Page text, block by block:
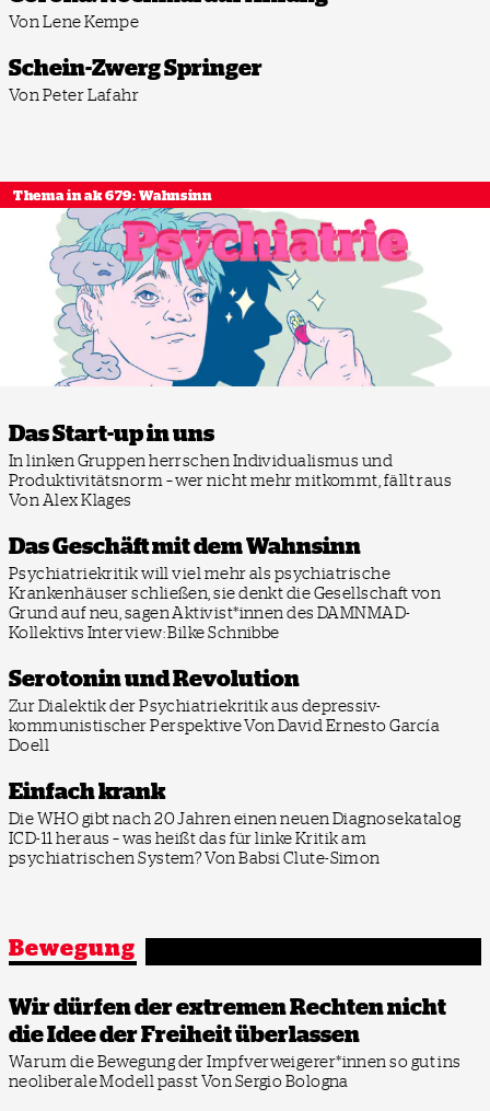
Von Lene Kempe
Schein-Zwerg Springer
Von Peter Lafahr
Thema in ak 679: Wahnsinn
Das Start-up in uns
In linken Gruppen herrschen Individualismus und
Produktivitätsnorm – wer nicht mehr mitkommt, fällt raus
Von Alex Klages
Das Geschäft mit dem Wahnsinn
Psychiatriekritik will viel mehr als psychiatrische
Krankenhäuser schließen, sie denkt die Gesellschaft von
Grund auf neu, sagen Aktivist*innen des DAMNMAD-
Kollektivs Interview: Bilke Schnibbe
Serotonin und Revolution
Zur Dialektik der Psychiatriekritik aus depressiv-
kommunistischer PerspektiveVon David Ernesto García
Doell
Einfach krank
Die WHO gibt nach 20 Jahren einen neuen Diagnosekatalog
ICD-11 heraus – was heißt das für linke Kritik am
psychiatrischen System?Von Babsi Clute-Simon
Bewegung
Wir dürfen der extremen Rechten nicht
die Idee der Freiheit überlassen
Warum die Bewegung der Impfverweigerer*innen so gut ins
neoliberale Modell passtVon Sergio Bologna